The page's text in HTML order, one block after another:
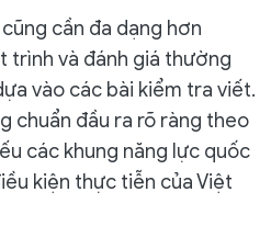
cần đa dạng hơn
trình và đánh giá thường
vào các bài kiểm tra viết.
chuẩn đầu ra rõ ràng theo
các khung năng lực quốc
kiện thực tiễn của Việt